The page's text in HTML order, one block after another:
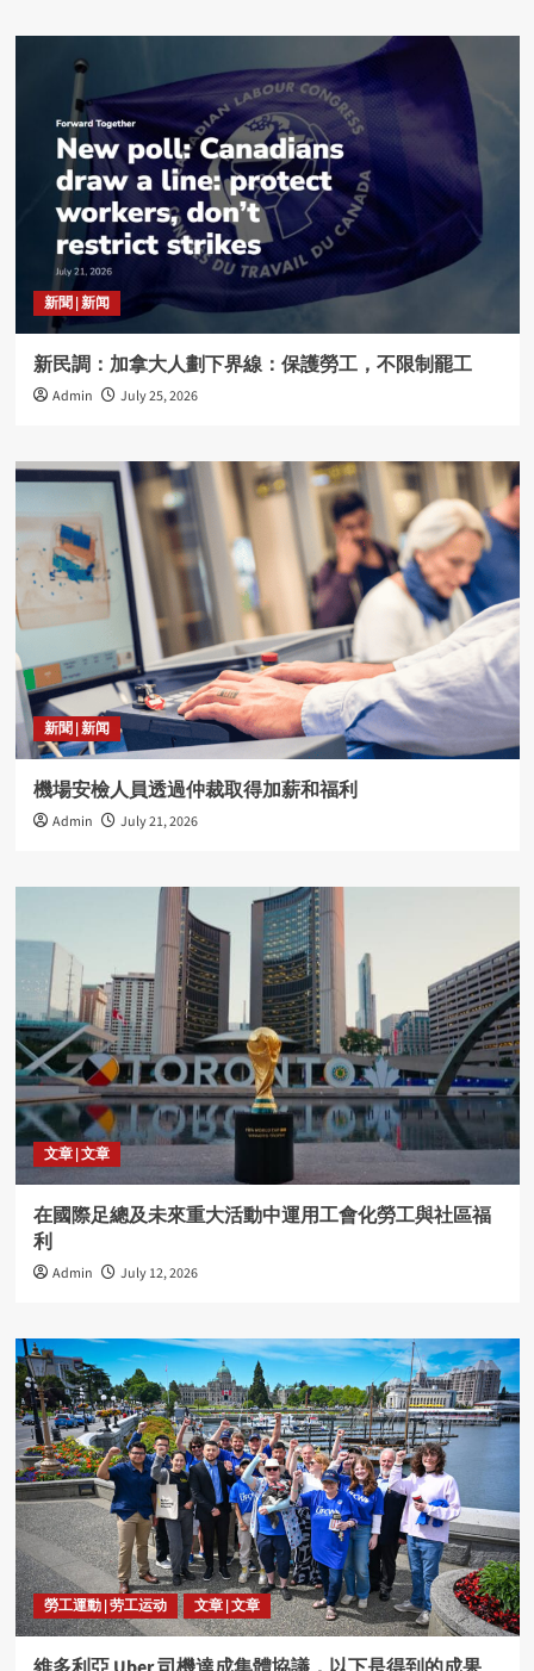
SEIU會員親述工會的好
radio
工作場所遭遇騷擾怎麼辦?
radio
自行離職可否申請失業金?
為何需要組織工會
4
radio
USW工會幫助會員對抗欺壓
5
radio
SEIU會員親述工會的好
新聞 | 新闻
新民調：加拿大人劃下界線：保護勞工，不限制罷工
Admin July 25, 2026
新聞 | 新闻
機場安檢人員透過仲裁取得加薪和福利
Admin July 21, 2026
文章 | 文章
在國際足總及未來重大活動中運用工會化勞工與社區福
利
Admin July 12, 2026
勞工運動 | 劳工运动 文章 | 文章